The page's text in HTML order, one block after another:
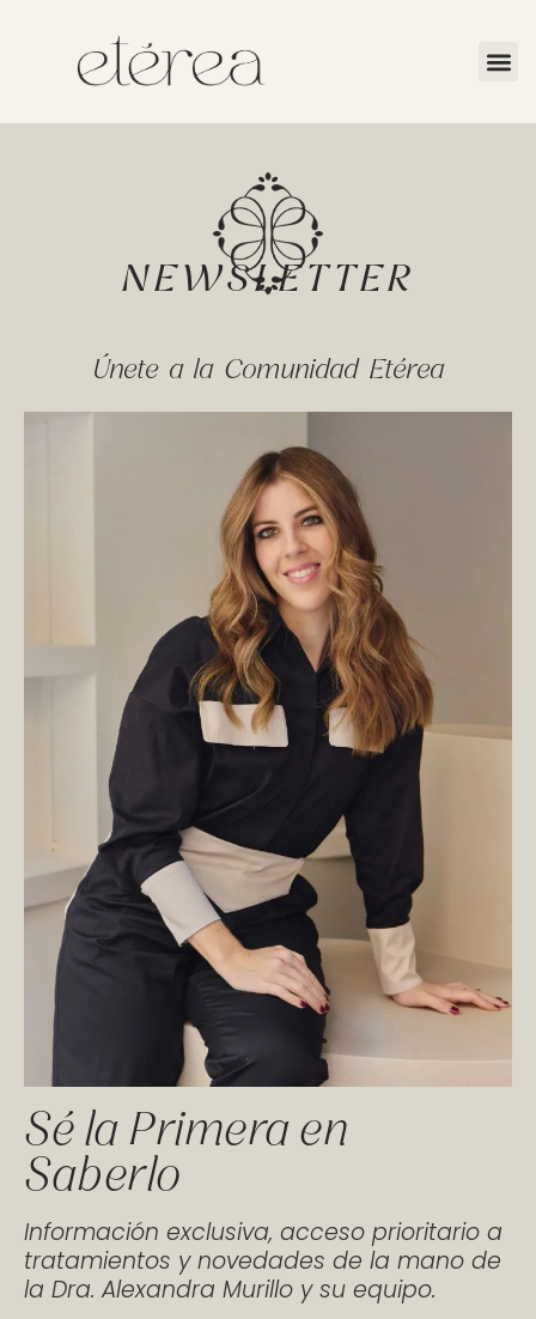
NEWSLETTER
Únete a la Comunidad Etérea
Sé la Primera en
Saberlo
Información exclusiva, acceso prioritario a
tratamientos y novedades de la mano de
la Dra. Alexandra Murillo y su equipo.